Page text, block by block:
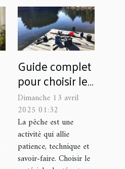
Guide complet
pour choisir le
matériel de
pêche adapté à
chaque type de
poisson
Dimanche 13 avril
2025 01:32
La pêche est une
activité qui allie
patience, technique et
savoir-faire. Choisir le